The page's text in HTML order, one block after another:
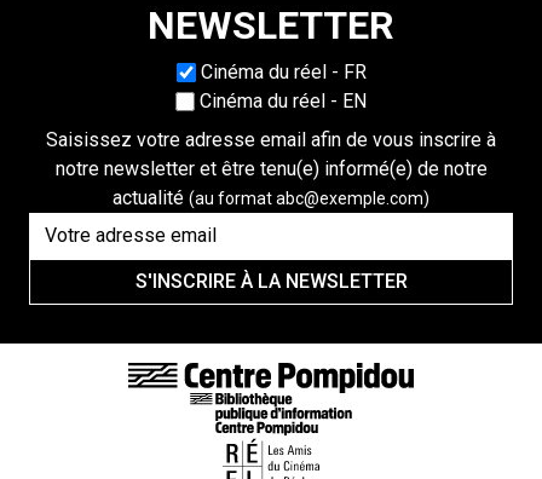
NEWSLETTER
Choisissez une langueCinéma du réel - FR
Cinéma du réel - EN
Saisissez votre adresse email afin de vous inscrire à
notre newsletter et être tenu(e) informé(e) de notre
actualité (au format abc@exemple.com)
S'INSCRIRE À LA NEWSLETTER
LIENS DE BAS DE PAGE